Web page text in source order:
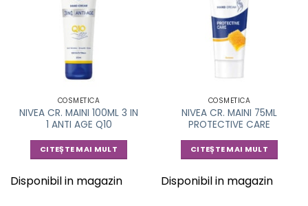
COSMETICA
NIVEA CR. MAINI 100ML 3 IN
1 ANTI AGE Q10
CITEȘTE MAI MULT
Disponibil in magazin
COSMETICA
NIVEA CR. MAINI 75ML
PROTECTIVE CARE
CITEȘTE MAI MULT
Disponibil in magazin